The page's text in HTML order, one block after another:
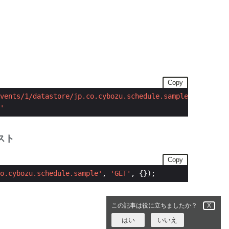
Copy
1/datastore/jp.co.cybozu.schedule.sample'
ト
Copy
, 'GET' , {});
この記事は役に立ちましたか？ X
はい いいえ